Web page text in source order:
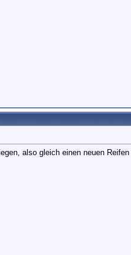
also gleich einen neuen